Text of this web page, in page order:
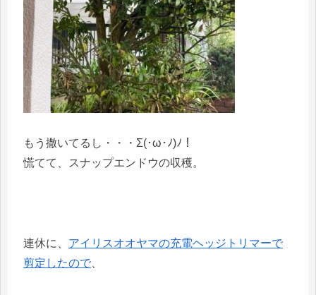
もう撒いてるし・・・Σ(･ω･ﾉ)ﾉ！
慌てて、スナップエンドウの収穫。
連休に、 アイリスオオヤマの充電ヘッジトリマーで
剪定したので